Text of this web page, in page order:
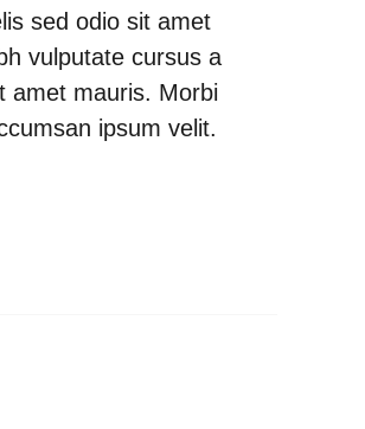
sed odio sit amet
vulputate cursus a
amet mauris. Morbi
ipsum velit.